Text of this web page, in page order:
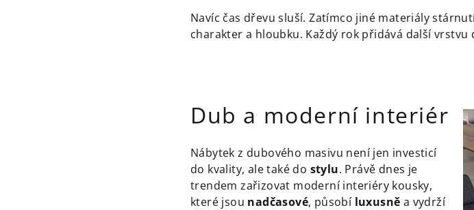
Navíc čas dřevu sluší. Zatímco jiné materiály
charakter a hloubku. Každý rok přidává další
Dub a moderní interiér
Nábytek z dubového masivu není jen investicí
do kvality, ale také do stylu. Právě dnes je
trendem zařizovat moderní interiéry kousky,
které jsou nadčasové, působí luxusně a vydrží